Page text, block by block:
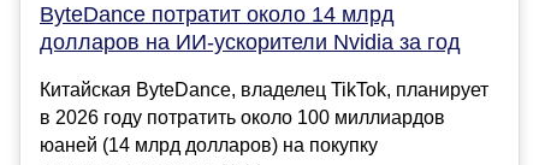
ByteDance потратит около 14 млрд
долларов на ИИ-ускорители Nvidia за год
Китайская ByteDance, владелец TikTok, планирует
в 2026 году потратить около 100 миллиардов
юаней (14 млрд долларов) на покупку